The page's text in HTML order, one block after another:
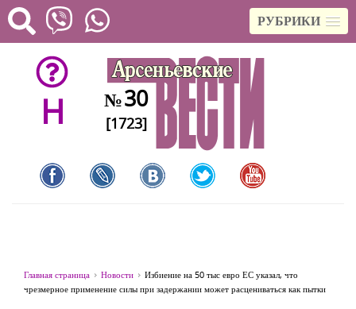
РУБРИКИ
H №30
[1723]
Главная страница Новости
Избиение на 50 тыс евро ЕС указал, что
чрезмерное применение силы при задержании может расцениваться как пытки